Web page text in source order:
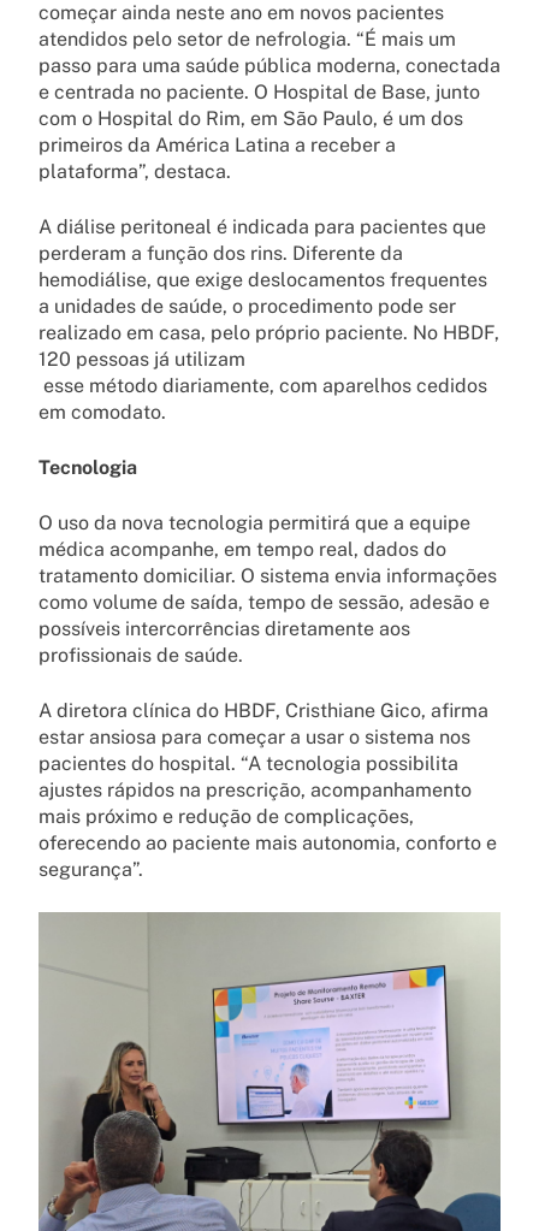
começar ainda neste ano em novos pacientes
atendidos pelo setor de nefrologia. “É mais um
passo para uma saúde pública moderna, conectada
e centrada no paciente. O Hospital de Base, junto
com o Hospital do Rim, em São Paulo, é um dos
primeiros da América Latina a receber a
plataforma”, destaca.
A diálise peritoneal é indicada para pacientes que
perderam a função dos rins. Diferente da
hemodiálise, que exige deslocamentos frequentes
a unidades de saúde, o procedimento pode ser
realizado em casa, pelo próprio paciente. No HBDF,
120 pessoas já utilizam
esse método diariamente, com aparelhos cedidos
em comodato.
Tecnologia
O uso da nova tecnologia permitirá que a equipe
médica acompanhe, em tempo real, dados do
tratamento domiciliar. O sistema envia informações
como volume de saída, tempo de sessão, adesão e
possíveis intercorrências diretamente aos
profissionais de saúde.
A diretora clínica do HBDF, Cristhiane Gico, afirma
estar ansiosa para começar a usar o sistema nos
pacientes do hospital. “A tecnologia possibilita
ajustes rápidos na prescrição, acompanhamento
mais próximo e redução de complicações,
oferecendo ao paciente mais autonomia, conforto e
segurança”.